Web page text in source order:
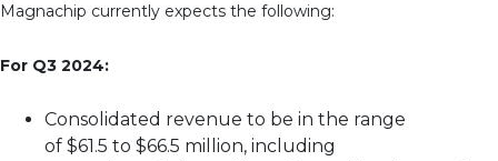
Magnachip currently expects the following:
For Q3 2024:
Consolidated revenue to be in the range
of $61.5 to $66.5 million, including